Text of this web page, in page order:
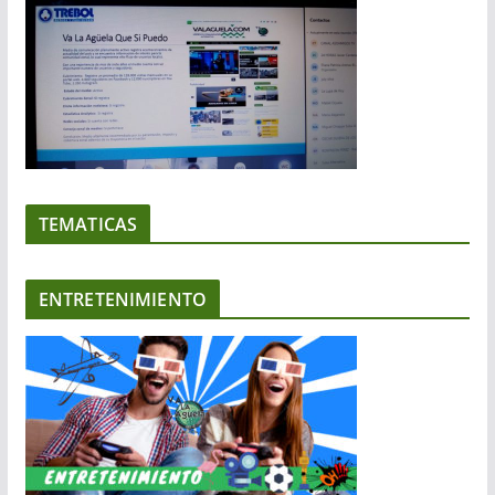
TEMATICAS
ENTRETENIMIENTO